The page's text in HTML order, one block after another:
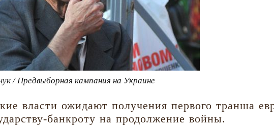
/ Предвыборная кампания на Украине
власти ожидают получения первого транша
банкроту на продолжение войны.